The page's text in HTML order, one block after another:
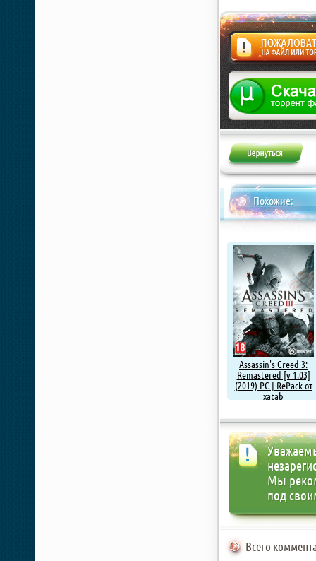
Жалоба
Похожие:
Assassin's Creed 3:
Remastered [v 1.03]
(2019) PC | RePack от
xatab
Мы
под
Всего